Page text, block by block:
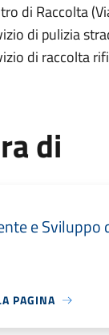
di Raccolta
di pulizia
di raccolta
di
e Sviluppo
PAGINA